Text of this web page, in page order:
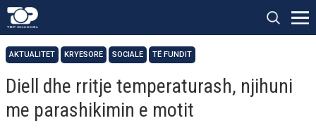
AKTUALITET KRYESORE SOCIALE TË FUNDIT
Diell dhe rritje temperaturash, njihuni
me parashikimin e motit